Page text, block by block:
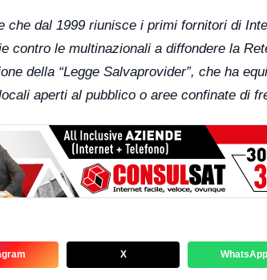
che dal 1999 riunisce i primi fornitori di
contro le multinazionali a diffondere la
della “Legge Salvaprovider”, che ha
aperti al pubblico o aree confinate di
X WhatsApp